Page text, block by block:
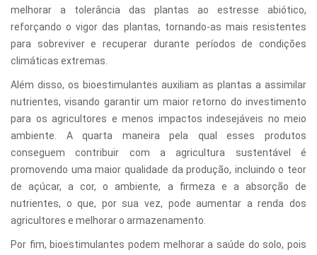
melhorar a tolerância das plantas ao estresse abiótico,
reforçando o vigor das plantas, tornando-as mais resistentes
para sobreviver e recuperar durante períodos de condições
climáticas extremas.
Além disso, os bioestimulantes auxiliam as plantas a assimilar
nutrientes, visando garantir um maior retorno do investimento
para os agricultores e menos impactos indesejáveis no meio
ambiente. A quarta maneira pela qual esses produtos
conseguem contribuir com a agricultura sustentável é
promovendo uma maior qualidade da produção, incluindo o teor
de açúcar, a cor, o ambiente, a firmeza e a absorção de
nutrientes, o que, por sua vez, pode aumentar a renda dos
agricultores e melhorar o armazenamento.
Por fim, bioestimulantes podem melhorar a saúde do solo, pois